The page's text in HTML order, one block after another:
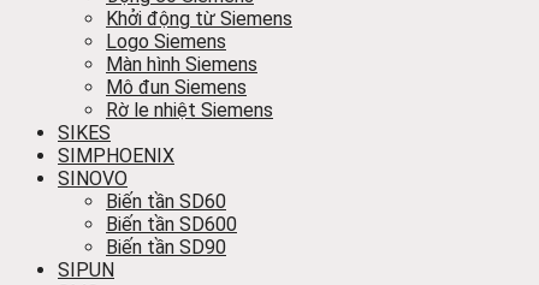
Khởi động từ Siemens
Logo Siemens
Màn hình Siemens
Mô đun Siemens
Rờ le nhiệt Siemens
SIKES
SIMPHOENIX
SINOVO
Biến tần SD60
Biến tần SD600
Biến tần SD90
SIPUN